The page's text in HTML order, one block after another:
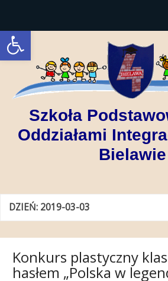
Open toolbar
Szkoła
Oddziałami
Bielawie
DZIEŃ: 2019-03-03
Konkurs plastyczny
hasłem „Polska w